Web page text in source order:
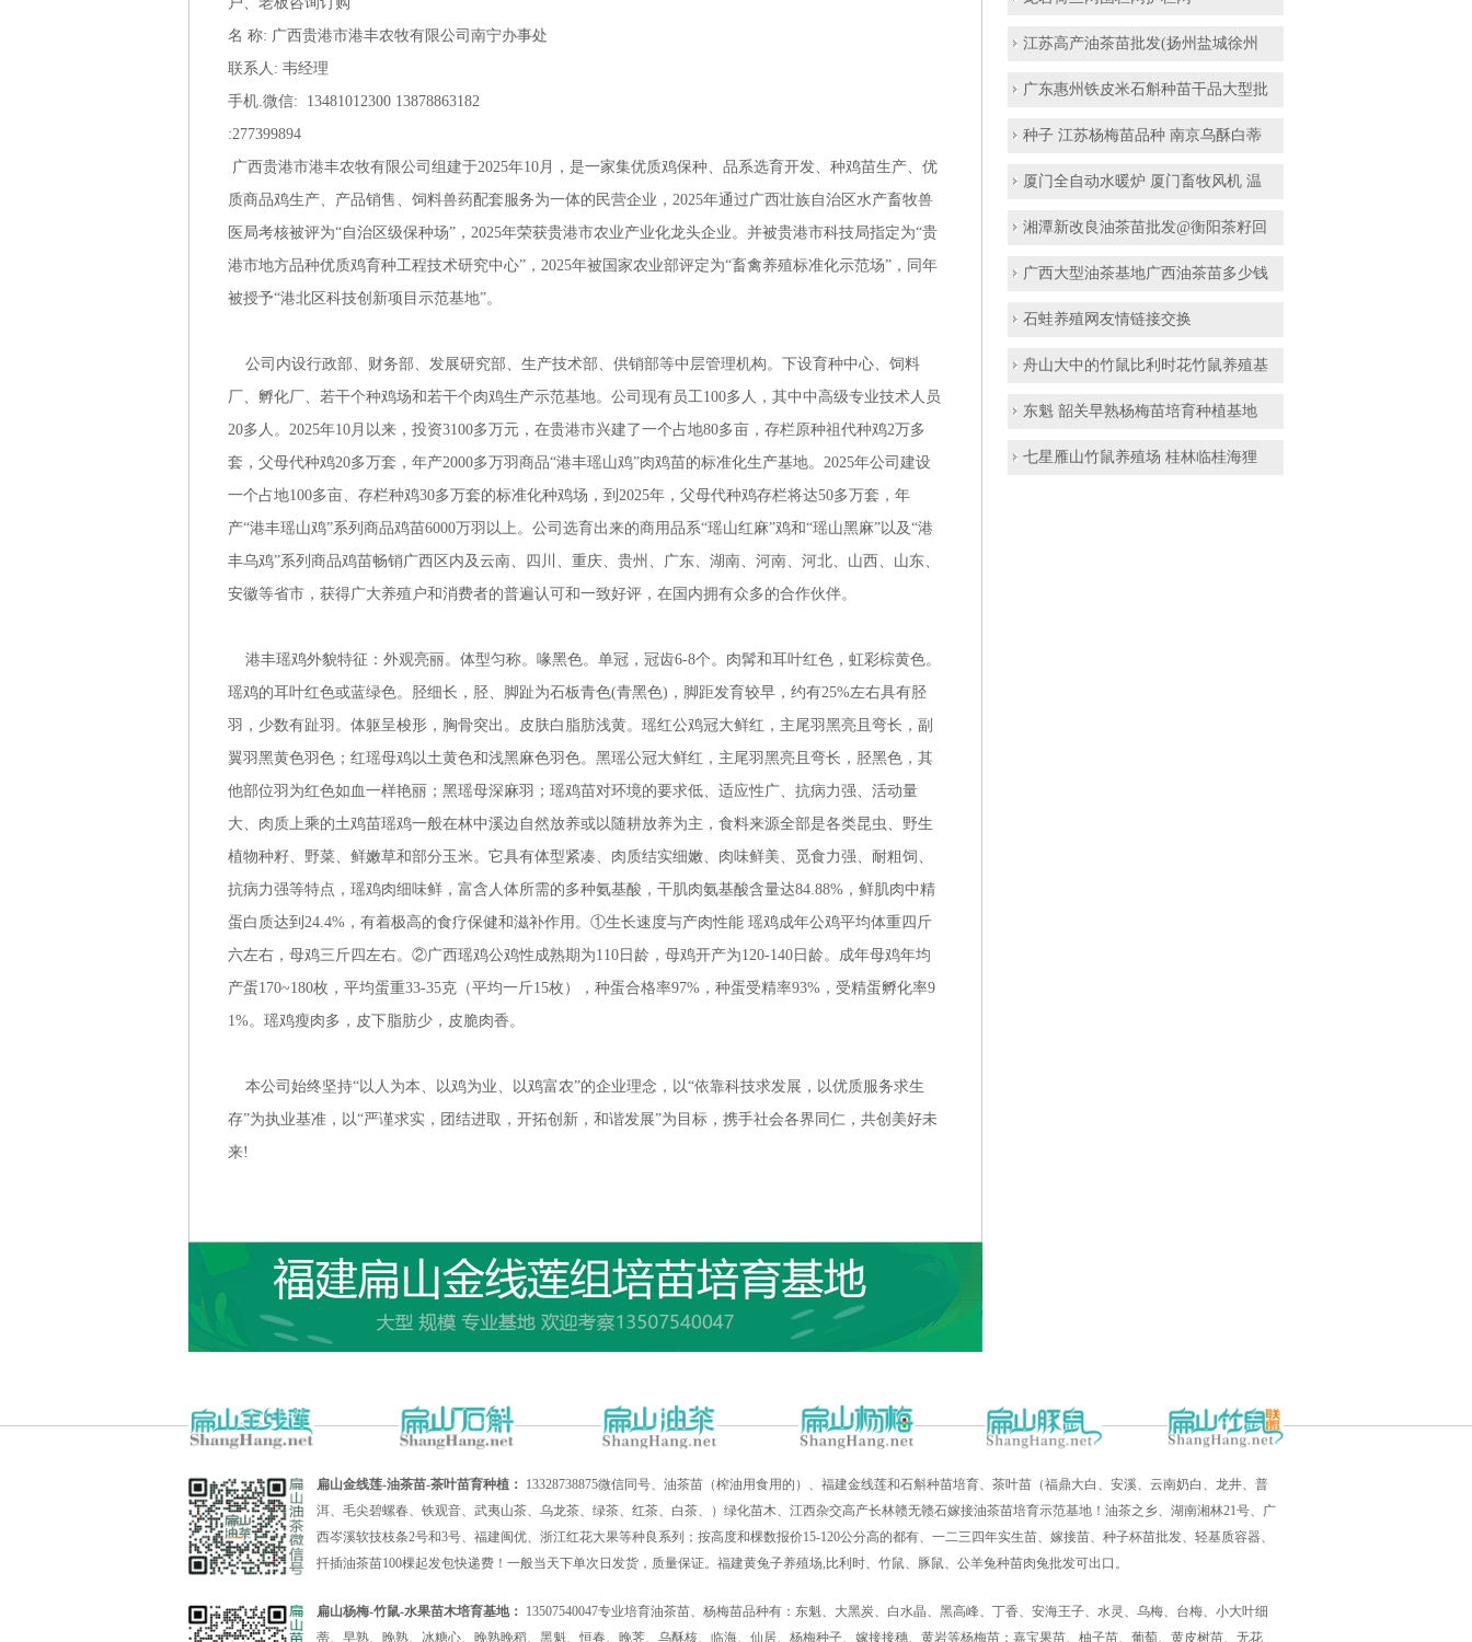
名 称: 广西贵港市港丰农牧有限公司南宁办事处
联系人: 韦经理
手机.微信: 13481012300 13878863182
:277399894
广西贵港市港丰农牧有限公司组建于2025年10月，是一家集优质鸡保种、品系选育开发、种鸡苗生产、优
质商品鸡生产、产品销售、饲料兽药配套服务为一体的民营企业，2025年通过广西壮族自治区水产畜牧兽
医局考核被评为“自治区级保种场”，2025年荣获贵港市农业产业化龙头企业。并被贵港市科技局指定为“贵
港市地方品种优质鸡育种工程技术研究中心”，2025年被国家农业部评定为“畜禽养殖标准化示范场”，同年
被授予“港北区科技创新项目示范基地”。
公司内设行政部、财务部、发展研究部、生产技术部、供销部等中层管理机构。下设育种中心、饲料
厂、孵化厂、若干个种鸡场和若干个肉鸡生产示范基地。公司现有员工100多人，其中中高级专业技术人员
20多人。2025年10月以来，投资3100多万元，在贵港市兴建了一个占地80多亩，存栏原种祖代种鸡2万多
套，父母代种鸡20多万套，年产2000多万羽商品“港丰瑶山鸡”肉鸡苗的标准化生产基地。2025年公司建设
一个占地100多亩、存栏种鸡30多万套的标准化种鸡场，到2025年，父母代种鸡存栏将达50多万套，年
产“港丰瑶山鸡”系列商品鸡苗6000万羽以上。公司选育出来的商用品系“瑶山红麻”鸡和“瑶山黑麻”以及“港
丰乌鸡”系列商品鸡苗畅销广西区内及云南、四川、重庆、贵州、广东、湖南、河南、河北、山西、山东、
安徽等省市，获得广大养殖户和消费者的普遍认可和一致好评，在国内拥有众多的合作伙伴。
港丰瑶鸡外貌特征：外观亮丽。体型匀称。喙黑色。单冠，冠齿6-8个。肉髯和耳叶红色，虹彩棕黄色。
瑶鸡的耳叶红色或蓝绿色。胫细长，胫、脚趾为石板青色(青黑色)，脚距发育较早，约有25%左右具有胫
羽，少数有趾羽。体躯呈梭形，胸骨突出。皮肤白脂肪浅黄。瑶红公鸡冠大鲜红，主尾羽黑亮且弯长，副
翼羽黑黄色羽色；红瑶母鸡以土黄色和浅黑麻色羽色。黑瑶公冠大鲜红，主尾羽黑亮且弯长，胫黑色，其
他部位羽为红色如血一样艳丽；黑瑶母深麻羽；瑶鸡苗对环境的要求低、适应性广、抗病力强、活动量
大、肉质上乘的土鸡苗瑶鸡一般在林中溪边自然放养或以随耕放养为主，食料来源全部是各类昆虫、野生
植物种籽、野菜、鲜嫩草和部分玉米。它具有体型紧凑、肉质结实细嫩、肉味鲜美、觅食力强、耐粗饲、
抗病力强等特点，瑶鸡肉细味鲜，富含人体所需的多种氨基酸，干肌肉氨基酸含量达84.88%，鲜肌肉中精
蛋白质达到24.4%，有着极高的食疗保健和滋补作用。①生长速度与产肉性能 瑶鸡成年公鸡平均体重四斤
六左右，母鸡三斤四左右。②广西瑶鸡公鸡性成熟期为110日龄，母鸡开产为120-140日龄。成年母鸡年均
产蛋170~180枚，平均蛋重33-35克（平均一斤15枚），种蛋合格率97%，种蛋受精率93%，受精蛋孵化率9
1%。瑶鸡瘦肉多，皮下脂肪少，皮脆肉香。
本公司始终坚持“以人为本、以鸡为业、以鸡富农”的企业理念，以“依靠科技求发展，以优质服务求生
存”为执业基准，以“严谨求实，团结进取，开拓创新，和谐发展”为目标，携手社会各界同仁，共创美好未
来!
江苏高产油茶苗批发(扬州盐城徐州
广东惠州铁皮米石斛种苗干品大型批
种子 江苏杨梅苗品种 南京乌酥白蒂
厦门全自动水暖炉 厦门畜牧风机 温
湘潭新改良油茶苗批发@衡阳茶籽回
广西大型油茶基地广西油茶苗多少钱
石蛙养殖网友情链接交换
舟山大中的竹鼠比利时花竹鼠养殖基
东魁 韶关早熟杨梅苗培育种植基地
七星雁山竹鼠养殖场 桂林临桂海狸
扁山金线莲-油茶苗-茶叶苗育种植： 13328738875微信同号、油茶苗（榨油用食用的）、福建金线莲和石斛种苗培育、茶叶苗（福鼎大白、安溪、云南奶白、龙井、普
洱、毛尖碧螺春、铁观音、武夷山茶、乌龙茶、绿茶、红茶、白茶、）绿化苗木、江西杂交高产长林赣无赣石嫁接油茶苗培育示范基地！油茶之乡、湖南湘林21号、广
西岑溪软技枝条2号和3号、福建闽优、浙江红花大果等种良系列；按高度和棵数报价15-120公分高的都有、一二三四年实生苗、嫁接苗、种子杯苗批发、轻基质容器、
扦插油茶苗100棵起发包快递费！一般当天下单次日发货，质量保证。福建黄兔子养殖场,比利时、竹鼠、豚鼠、公羊兔种苗肉兔批发可出口。
扁山杨梅-竹鼠-水果苗木培育基地： 13507540047专业培育油茶苗、杨梅苗品种有：东魁、大黑炭、白水晶、黑高峰、丁香、安海王子、水灵、乌梅、台梅、小大叶细
蒂、早熟、晚熟、冰糖心、晚熟晚稻、黑魁、恒春、晚荠、乌酥核、临海、仙居、杨梅种子、嫁接接穗、黄岩等杨梅苗；嘉宝果苗、柚子苗、葡萄、黄皮树苗、无花